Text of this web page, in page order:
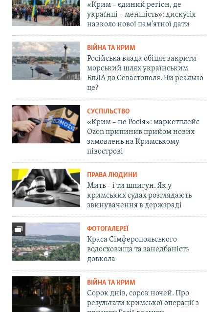
«Крим – єдиний регіон, де
українці – меншість»: дискусія
навколо нової пам'ятної дати
ВІЙНА ТА КРИМ
Російська влада обіцяє закрити
морський шлях українським
БпЛА до Севастополя. Чи реально
це?
СУСПІЛЬСТВО
«Крим – не Росія»: маркетплейс
Ozon припинив прийом нових
замовлень на Кримському
півострові
ПРАВА ЛЮДИНИ
Мить – і ти шпигун. Як у
кримських судах розглядають
звинувачення в держзраді
ФОТОГАЛЕРЕЇ
Краса Сімферопольського
водосховища та занедбаність
довкола
ВІЙНА ТА КРИМ
Сорок днів, сорок ночей. Про
результати кримської операції з